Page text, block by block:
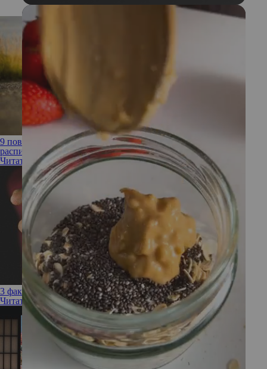
9 поводов включить скандинавскую ходьбу в свое фитнес-
расписание
Читать полностью
3 фактора, которые точно помогут прожить дольше
Читать полностью